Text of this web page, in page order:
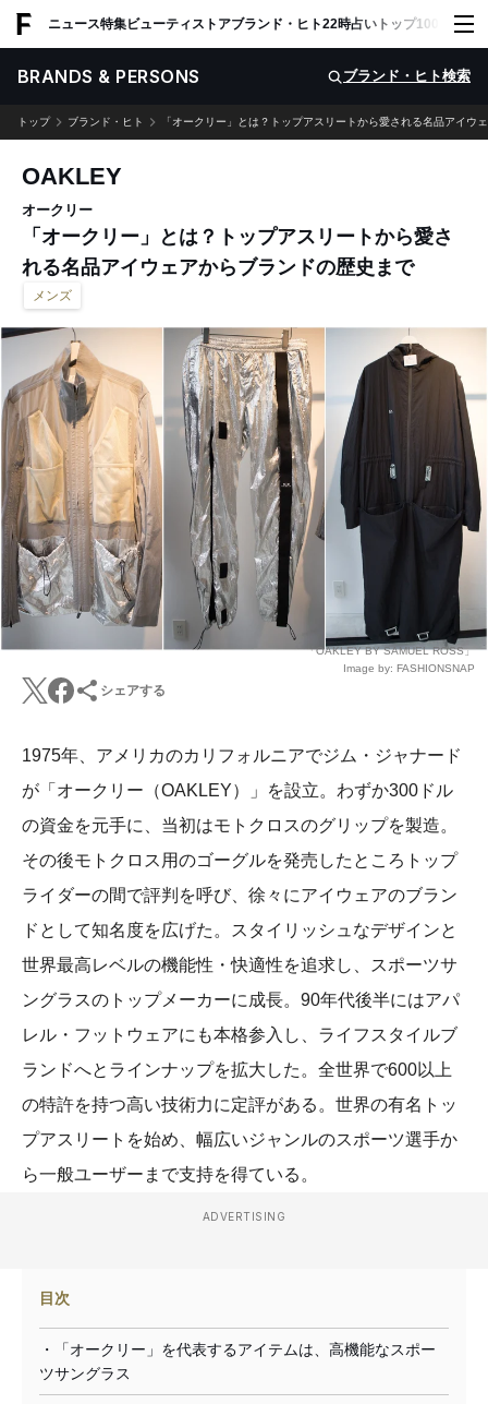
ニュース特集ビューティ ストアブランド・ヒト22時占い トップ100 スナッ
BRANDS & PERSONS ブランド・ヒト検索
トップ ブランド・ヒト 「オークリー」とは？トップアスリートから愛される名品アイ
OAKLEY
オークリー
「オークリー」とは？トップアスリートから愛さ
れる名品アイウェアからブランドの歴史まで
メンズ
「OAKLEY BY SAMUEL ROSS」
Image by: FASHIONSNAP
シェアする
1975年、アメリカのカリフォルニアでジム・ジャナード
が「オークリー（OAKLEY）」を設立。わずか300ドル
の資金を元手に、当初はモトクロスのグリップを製造。
その後モトクロス用のゴーグルを発売したところトップ
ライダーの間で評判を呼び、徐々にアイウェアのブラン
ドとして知名度を広げた。スタイリッシュなデザインと
世界最高レベルの機能性・快適性を追求し、スポーツサ
ングラスのトップメーカーに成長。90年代後半にはアパ
レル・フットウェアにも本格参入し、ライフスタイルブ
ランドへとラインナップを拡大した。全世界で600以上
の特許を持つ高い技術力に定評がある。世界の有名トッ
プアスリートを始め、幅広いジャンルのスポーツ選手か
ら一般ユーザーまで支持を得ている。
ADVERTISING
目次
・「オークリー」を代表するアイテムは、高機能なスポー
ツサングラス